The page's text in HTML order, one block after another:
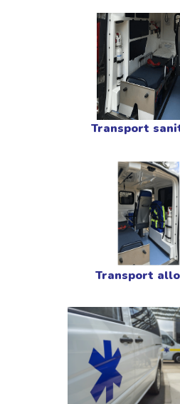
Transport
Transport